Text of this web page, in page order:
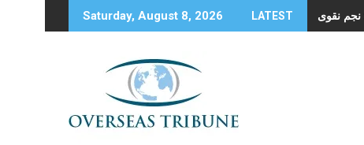
to
Saturday, August 8, 2026 LATEST